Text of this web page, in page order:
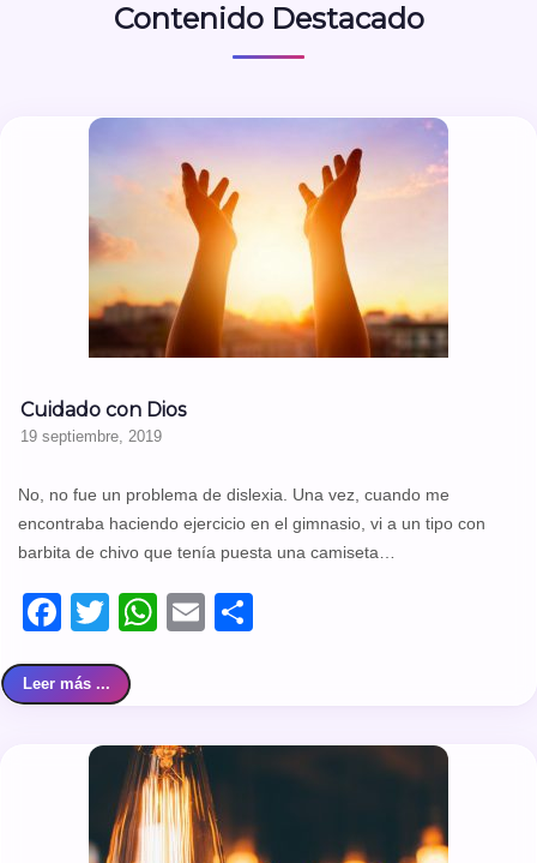
Contenido Destacado
Cuidado con Dios
19 septiembre, 2019
No, no fue un problema de dislexia. Una vez, cuando me
encontraba haciendo ejercicio en el gimnasio, vi a un tipo con
barbita de chivo que tenía puesta una camiseta…
Facebook
TwitterWhatsApp
Email
Leer más ...